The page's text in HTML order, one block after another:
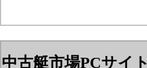
中古艇市場PCサイト